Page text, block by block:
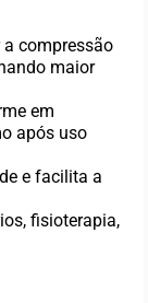
a compressão
maior
em
após uso
e facilita a
fisioterapia,